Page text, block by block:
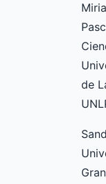
de